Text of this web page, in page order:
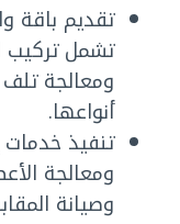
تقديم باقة
تشمل تركيب
ومعالجة تلف
أنواعها.
تنفيذ خدمات
ومعالجة
وصيانة